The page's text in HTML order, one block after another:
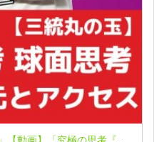
第７６回「ドクター丸山研究室」【動画】「究極の思考『球面思考』！？」「『座標』ができると多次元とのアクセスが可能に！」